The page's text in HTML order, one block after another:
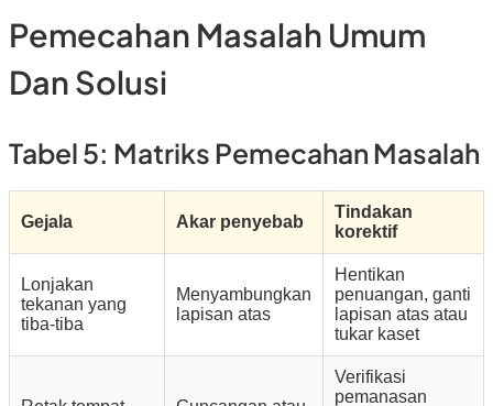
Pemecahan Masalah Umum
Dan Solusi
Tabel 5: Matriks Pemecahan Masalah
Gejala Akar penyebab
Tindakan
korektif
Lonjakan
tekanan yang
tiba-tiba
Menyambungkan
lapisan atas
Hentikan
penuangan, ganti
lapisan atas atau
tukar kaset
Verifikasi
pemanasan